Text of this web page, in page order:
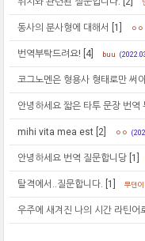
동사의 분사형에 대해서 [1] ㅇㅇ
번역부탁드려요! [4] buu
코그노멘은 형용사 형태로만 써
안녕하세요 짧은 타투 문장 번역
mihi vita mea est [2] ㅇㅇ
안녕하세요 번역 질문합니당 [1]
탈격에서..질문합니다. [1] 무던이
우주에 새겨진 나의 시간 라틴어